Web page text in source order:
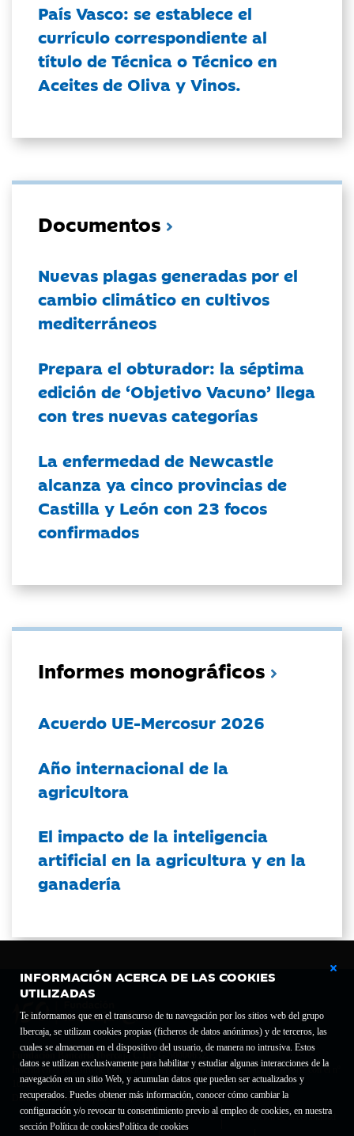
INFORMACIÓN ACERCA DE LAS COOKIES
UTILIZADAS
Te informamos que en el transcurso de tu navegación por los sitios web del grupo
Ibercaja, se utilizan cookies propias (ficheros de datos anónimos) y de terceros, las
cuales se almacenan en el dispositivo del usuario, de manera no intrusiva. Estos
datos se utilizan exclusivamente para habilitar y estudiar algunas interacciones de la
navegación en un sitio Web, y acumulan datos que pueden ser actualizados y
recuperados. Puedes obtener más información, conocer cómo cambiar la
configuración y/o revocar tu consentimiento previo al empleo de cookies, en nuestra
sección Política de cookiesPolítica de cookies
País Vasco: se establece el
currículo correspondiente al
título de Técnica o Técnico en
Aceites de Oliva y Vinos.
Documentos
Nuevas plagas generadas por el
cambio climático en cultivos
mediterráneos
Prepara el obturador: la séptima
edición de ‘Objetivo Vacuno’ llega
con tres nuevas categorías
La enfermedad de Newcastle
alcanza ya cinco provincias de
Castilla y León con 23 focos
confirmados
Informes monográficos
Acuerdo UE-Mercosur 2026
Año internacional de la
agricultora
El impacto de la inteligencia
artificial en la agricultura y en la
ganadería
Fundación Bancaria Ibercaja C.I.F. G-50000652.
Inscrita en el Registro de Fundaciones del Mº de Educación, Cultura y Deporte con el nº
1689.
Domicilio social: Joaquín Costa, 13. 50001 Zaragoza.
Contacto
Declaración de accesibilidad